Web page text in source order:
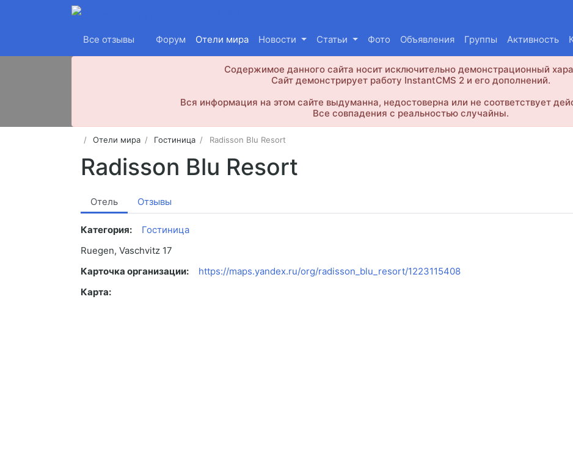
Все отзывы Форум Отели мира Новости Статьи Фото Объявления Группы Активность
Содержимое данного сайта носит исключительно демонстрационный
Сайт демонстрирует работу InstantCMS 2 и его дополнений.
Вся информация на этом сайте выдуманна, недостоверна или не соответствует
Все совпадения с реальностью случайны.
Отели мира Гостиница Radisson Blu Resort
Radisson Blu Resort
Отель Отзывы
Категория:
Гостиница
Ruegen, Vaschvitz 17
Карточка организации:
https://maps.yandex.ru/org/radisson_blu_resort/1223115408
Карта: